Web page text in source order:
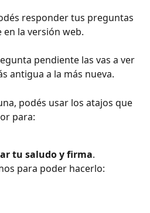
responder tus preguntas
la versión web.
pendiente las vas a ver
antigua a la más nueva.
podés usar los atajos que
para:
tu saludo y firma.
para poder hacerlo: